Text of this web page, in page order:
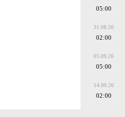
05:00
31.08.26
02:00
05.09.26
05:00
14.09.26
02:00